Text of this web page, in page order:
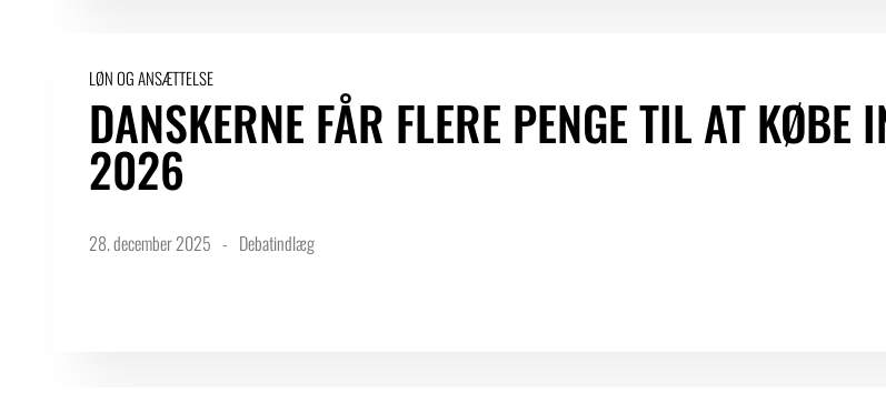
LØN OG ANSÆTTELSE
DANSKERNE FÅR FLERE PENGE TIL AT KØBE
2026
28. december 2025 Debatindlæg